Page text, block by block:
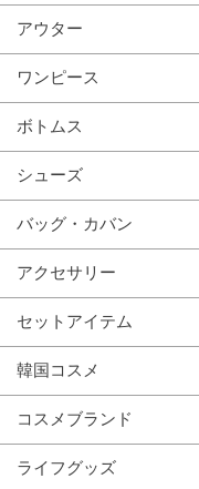
アウター
ワンピース
ボトムス
シューズ
バッグ・カバン
アクセサリー
セットアイテム
韓国コスメ
コスメブランド
ライフグッズ